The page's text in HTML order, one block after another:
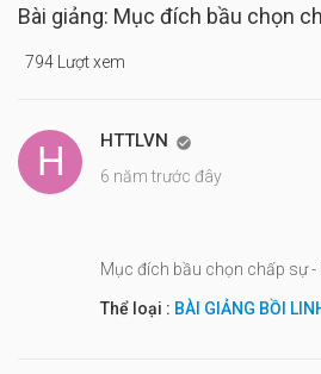
Bài giảng: Mục đích bầu chọn
794 Lượt xem
HTTLVN 
6 năm trước đây
Mục đích bầu chọn chấp sự -
Thể loại : BÀI GIẢNG BỒI